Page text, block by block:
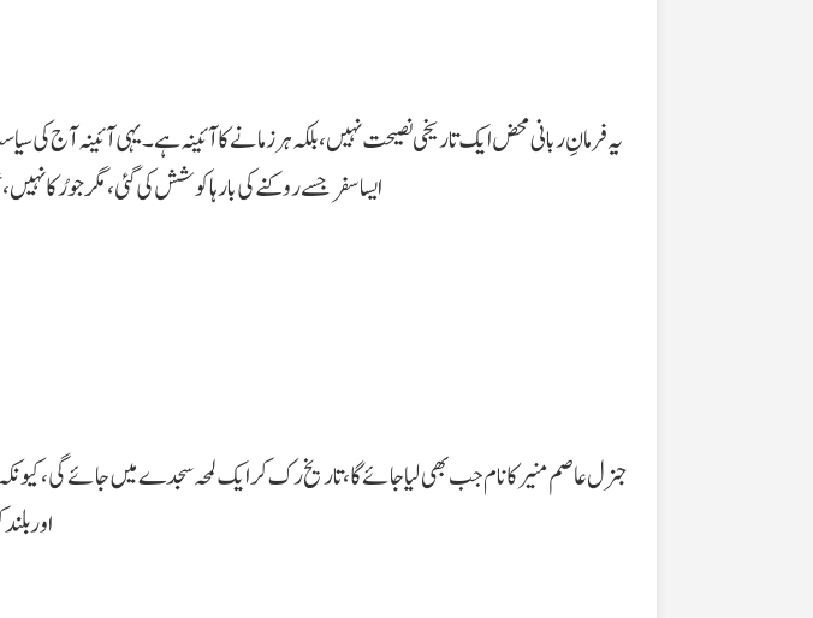
یہ فرمانِ ربانی محض ایک تاریخی نصیحت نہیں، بلکہ ہر زمانے کا آئینہ ہے۔ یہی آئینہ آج
ایسا سفر جسے روکنے کی بارہا کوشش کی گئی، مگر جو رُکا
جنرل عاصم منیر کا نام جب بھی لیا جائے گا، تاریخ رک کر ایک لمحہ سجدے میں جائے گی، کیونکہ
اور